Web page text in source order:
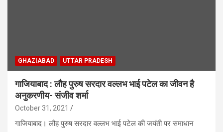
GHAZIABAD UTTAR PRADESH
गाजियाबाद : लौह पुरुष सरदार वल्लभ भाई पटेल का जीवन है
अनुकरणीय- संजीव शर्मा
October 31, 2021
गाजियाबाद। लौह पुरुष सरदार वल्लभ भाई पटेल की जयंती पर समाधान